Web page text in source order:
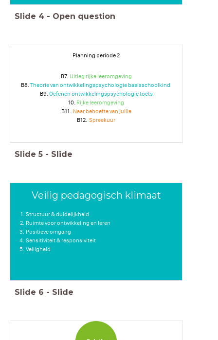
Slide 4 - Open question
Planning periode 2
B7. Uitleg rijke leeromgeving
B8. Theorie van ontwikkelingspsychologie basisschoolkind
B9. Oefenen ontwikkelingspsychologie toets
10. Rijke leeromgeving
B11. Naar behoefte van jullie
B12. Spreekuur
Slide 5 - Slide
Veilig pedagogisch klimaat
Structuur & duidelijkheid
Ruimte voor ontwikkeling en leren
Positieve omgang
Sensitiviteit & responsiviteit
Veiligheid
Slide 6 - Slide